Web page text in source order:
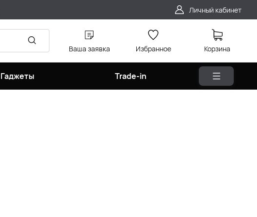
Личный кабинет
Ваша заявка Избранное Корзина
Гаджеты Trade-in